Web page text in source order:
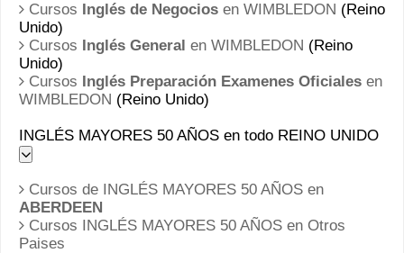
Cursos Inglés de Negocios en WIMBLEDON (Reino
Unido)
Cursos Inglés General en WIMBLEDON (Reino
Unido)
Cursos Inglés Preparación Examenes Oficiales en
WIMBLEDON (Reino Unido)
INGLÉS MAYORES 50 AÑOS en todo REINO UNIDO
Cursos de INGLÉS MAYORES 50 AÑOS en
ABERDEEN
Cursos INGLÉS MAYORES 50 AÑOS en Otros
Paises